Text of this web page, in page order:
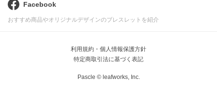
Facebook
おすすめ商品やオリジナルデザインのブレスレットを紹介
利用規約・個人情報保護方針
特定商取引法に基づく表記
Pascle © leafworks, Inc.